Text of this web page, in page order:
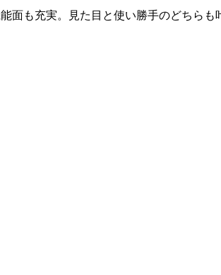
面も充実。見た目と使い勝手のどちらも